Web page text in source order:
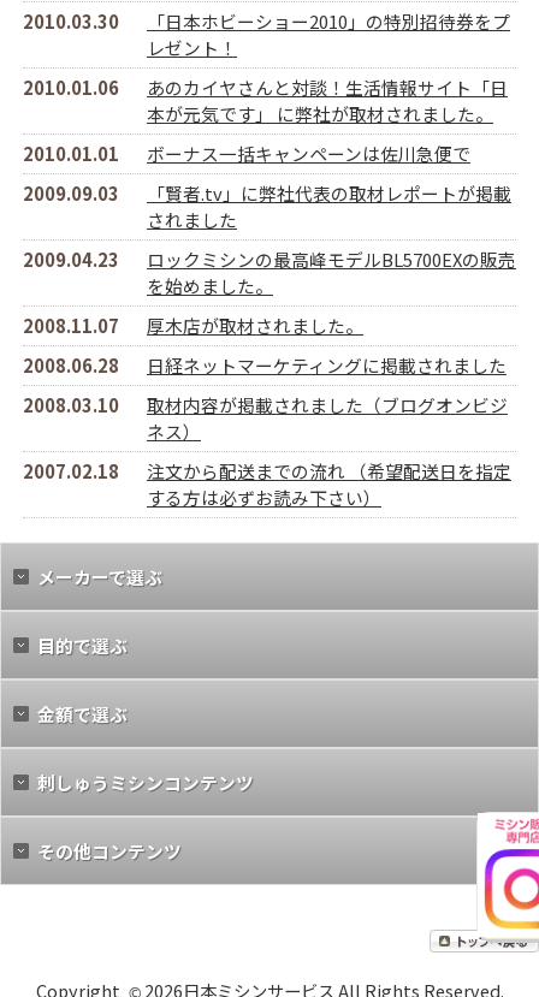
2010.03.30
「日本ホビーショー2010」の特別招待券をプ
レゼント！
2010.01.06
あのカイヤさんと対談！生活情報サイト「日
本が元気です」 に弊社が取材されました。
2010.01.01
ボーナス一括キャンペーンは佐川急便で
2009.09.03
「賢者.tv」に弊社代表の取材レポートが掲載
されました
2009.04.23
ロックミシンの最高峰モデルBL5700EXの販売
を始めました。
2008.11.07
厚木店が取材されました。
2008.06.28
日経ネットマーケティングに掲載されました
2008.03.10
取材内容が掲載されました（ブログオンビジ
ネス）
2007.02.18
注文から配送までの流れ （希望配送日を指定
する方は必ずお読み下さい）
メーカーで選ぶ
目的で選ぶ
金額で選ぶ
刺しゅうミシンコンテンツ
その他コンテンツ
Copyright 2026日本ミシンサービス All Rights Reserved.